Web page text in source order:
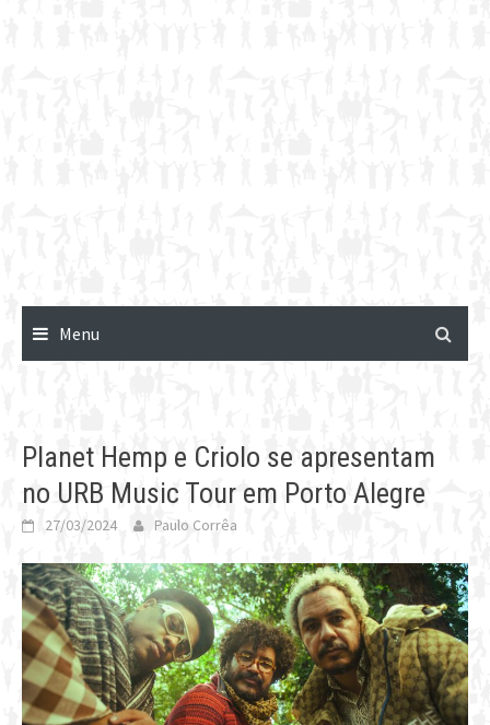
Menu
Planet Hemp e Criolo se apresentam
no URB Music Tour em Porto Alegre
27/03/2024 Paulo Corrêa